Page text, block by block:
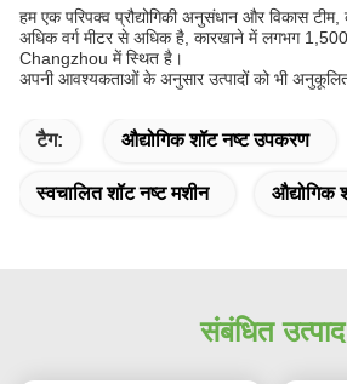
हम एक परिपक्व प्रौद्योगिकी अनुसंधान और विकास
अधिक वर्ग मीटर से अधिक है, कारखाने में लगभग 1,500
Changzhou में स्थित है।
अपनी आवश्यकताओं के अनुसार उत्पादों को भी
टैग: औद्योगिक शॉट नष्ट उपकरण
स्वचालित शॉट नष्ट मशीन औद्योगिक
संबंधित उत्पाद